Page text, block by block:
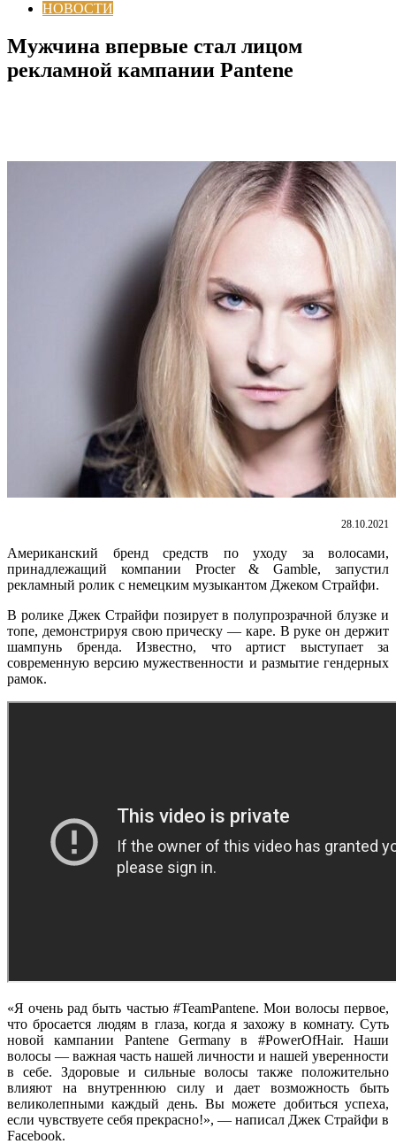
НОВОСТИ
Мужчина впервые стал лицом
рекламной кампании Pantene
28.10.2021
Американский бренд средств по уходу за волосами,
принадлежащий компании Procter & Gamble, запустил
рекламный ролик с немецким музыкантом Джеком Страйфи.
В ролике Джек Страйфи позирует в полупрозрачной блузке и
топе, демонстрируя свою прическу — каре. В руке он держит
шампунь бренда. Известно, что артист выступает за
современную версию мужественности и размытие гендерных
рамок.
«Я очень рад быть частью #TeamPantene. Мои волосы первое,
что бросается людям в глаза, когда я захожу в комнату. Суть
новой кампании Pantene Germany в #PowerOfHair. Наши
волосы — важная часть нашей личности и нашей уверенности
в себе. Здоровые и сильные волосы также положительно
влияют на внутреннюю силу и дает возможность быть
великолепными каждый день. Вы можете добиться успеха,
если чувствуете себя прекрасно!», — написал Джек Страйфи в
Facebook.